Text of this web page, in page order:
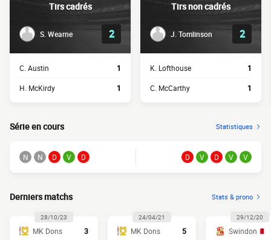
Tirs cadrés
S. Wearne 2
C. Austin 1
H. McKirdy 1
Tirs non cadrés
J. Tomlinson 2
K. Lofthouse 1
C. McCarthy 1
Série en cours Statistiques
N N D V D D V D V V
Derniers matchs Stats & prono
28/10/23
MK Dons
3
24/04/21
MK Dons
5
29/12/20
Swindon